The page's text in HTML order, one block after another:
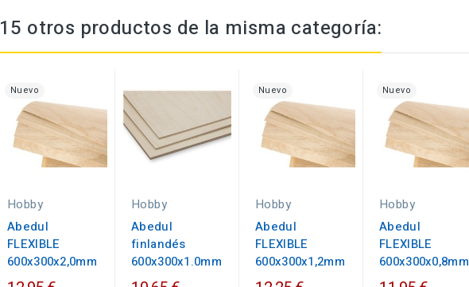
15 otros productos de la misma categoría:
Nuevo
Hobby
Abedul
FLEXIBLE
600x300x2,0mm
Hobby
Abedul
finlandés
600x300x1.0mm
Nuevo
Hobby
Abedul
FLEXIBLE
600x300x1,2mm
Nuevo
Hobby
Abedul
FLEXIBLE
600x300x0,8mm